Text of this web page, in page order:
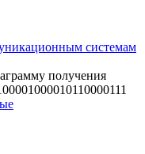
системам
получения